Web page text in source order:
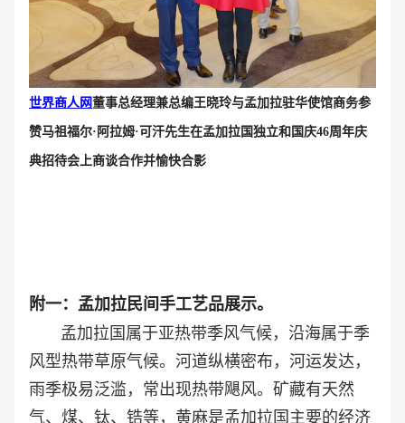
世界商人网董事总经理兼总编王晓玲与孟加拉驻华使馆商务参
赞马祖福尔·阿拉姆·可汗先生在孟加拉国独立和国庆46周年庆
典招待会上商谈合作并愉快合影
附一：孟加拉民间手工艺品展示。
孟加拉国属于亚热带季风气候，沿海属于季
风型热带草原气候。河道纵横密布，河运发达，
雨季极易泛滥，常出现热带飓风。矿藏有天然
气、煤、钛、锆等，黄麻是孟加拉国主要的经济